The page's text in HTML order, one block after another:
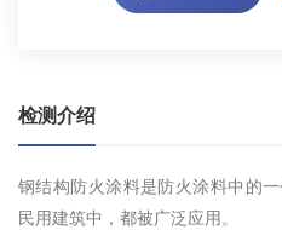
检测介绍
钢结构防火涂料是防火涂料中的
民用建筑中，都被广泛应用。